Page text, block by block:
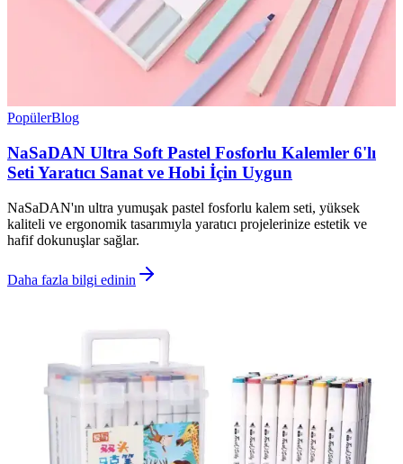
PopülerBlog
NaSaDAN Ultra Soft Pastel Fosforlu Kalemler 6'lı
Seti Yaratıcı Sanat ve Hobi İçin Uygun
NaSaDAN'ın ultra yumuşak pastel fosforlu kalem seti, yüksek
kaliteli ve ergonomik tasarımıyla yaratıcı projelerinize estetik ve
hafif dokunuşlar sağlar.
Daha fazla bilgi edinin